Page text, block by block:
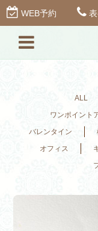
WEB予約
ALL
ワンポイント
バレンタイン
オフィス